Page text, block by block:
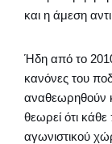
και η άμεση
Ήδη από το 2010
κανόνες του
αναθεωρηθούν
θεωρεί ότι
αγωνιστικού